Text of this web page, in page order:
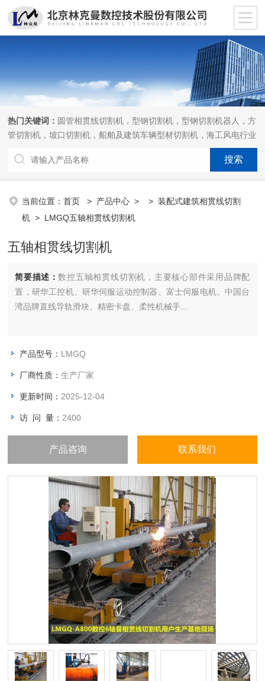
热门关键词： 圆管相贯线切割机，型钢切割机，型钢切割机器人，方
管切割机，坡口切割机，船舶及建筑车辆型材切割机，海工风电行业
当前位置：首页 > 产品中心 > >装配式建筑相贯线切割
机 > LMGQ五轴相贯线切割机
五轴相贯线切割机
简要描述：数控五轴相贯线切割机，主要核心部件采用品牌配
置，研华工控机、研华伺服运动控制器、富士伺服电机、中国台
湾品牌直线导轨滑块、精密卡盘、柔性机械手...
产品型号： LMGQ
厂商性质：生产厂家
更新时间： 2025-12-04
访 问 量： 2400
产品咨询 联系我们